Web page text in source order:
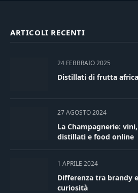
ARTICOLI RECENTI
24 FEBBRAIO 2025
Distillati di frutta
27 AGOSTO 2024
La Champagnerie:
distillati e food online
1 APRILE 2024
Differenza tra brandy
curiosità